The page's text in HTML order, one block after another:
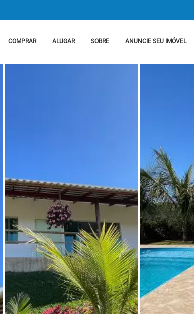
COMPRAR ALUGAR SOBRE ANUNCIE SEU IMÓVEL